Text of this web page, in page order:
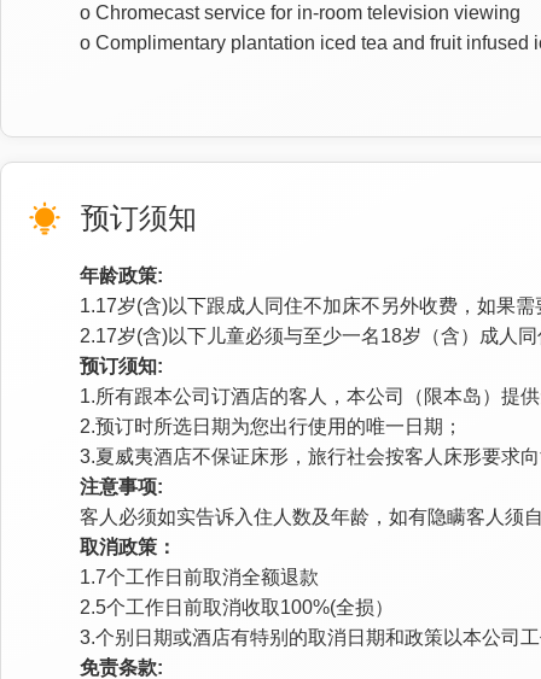
o Chromecast service for in-room television viewing
o Complimentary plantation iced tea and fruit infused
预订须知
年龄政策:
1.17岁(含)以下跟成人同住不加床不另外收费，如果
2.17岁(含)以下儿童必须与至少一名18岁（含）成人
预订须知:
1.所有跟本公司订酒店的客人，本公司（限本岛）
2.预订时所选日期为您出行使用的唯一日期；
3.夏威夷酒店不保证床形，旅行社会按客人床形要求
注意事项:
客人必须如实告诉入住人数及年龄，如有隐瞒客人须
取消政策：
1.7个工作日前取消全额退款
2.5个工作日前取消收取100%(全损）
3.个别日期或酒店有特别的取消日期和政策以本公司
免责条款: